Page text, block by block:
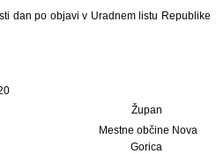
dan po objavi v Uradnem listu Republike
Župan
Mestne občine Nova
Gorica